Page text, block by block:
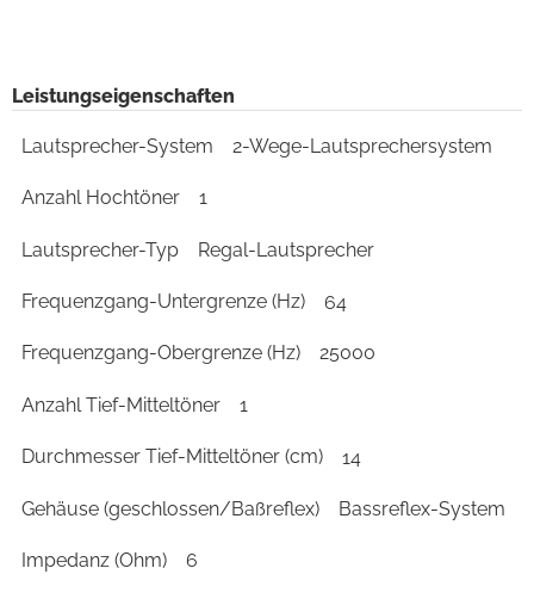
Leistungseigenschaften
Lautsprecher-System 2-Wege-Lautsprechersystem
Anzahl Hochtöner 1
Lautsprecher-Typ Regal-Lautsprecher
Frequenzgang-Untergrenze (Hz) 64
Frequenzgang-Obergrenze (Hz) 25000
Anzahl Tief-Mitteltöner 1
Durchmesser Tief-Mitteltöner (cm) 14
Gehäuse (geschlossen/Baßreflex) Bassreflex-System
Impedanz (Ohm) 6